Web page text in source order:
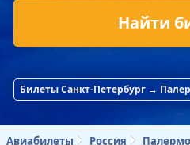
Найти
Билеты Санкт-Петербург →
Авиабилеты Россия Палермо